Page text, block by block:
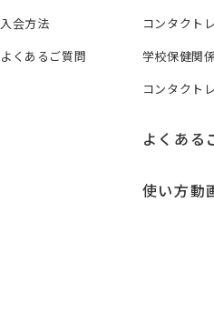
入会方法
よくあるご質問
コンタクト
学校保健関
コンタクト
よくある
使い方動